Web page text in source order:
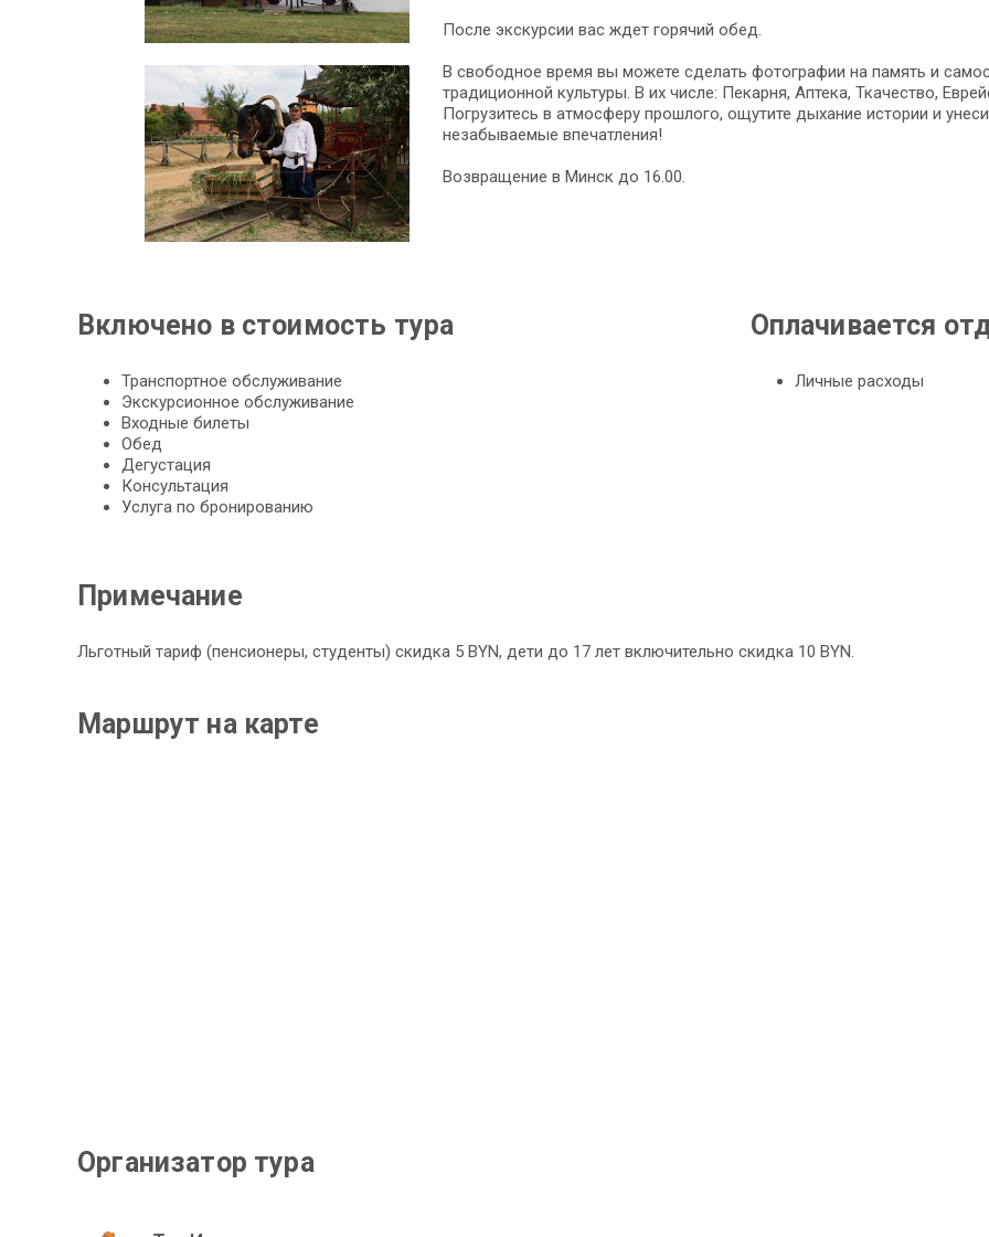
После экскурсии вас ждет горячий обед.
В свободное время вы можете сделать фотографии на память и
традиционной культуры. В их числе: Пекарня, Аптека, Ткачество,
Погрузитесь в атмосферу прошлого, ощутите дыхание истории и
незабываемые впечатления!
Возвращение в Минск до 16.00.
Включено в стоимость тура
Транспортное обслуживание
Экскурсионное обслуживание
Входные билеты
Обед
Дегустация
Консультация
Услуга по бронированию
Оплачивается
Личные расходы
Примечание
Льготный тариф (пенсионеры, студенты) скидка 5 BYN, дети до 17 лет включительно скидка 10 BYN.
Маршрут на карте
Организатор тура